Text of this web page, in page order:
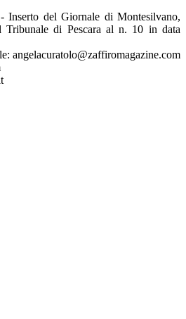
del Giornale di Montesilvano,
Tribunale di Pescara al n. 10 in data
angelacuratolo@zaffiromagazine.com